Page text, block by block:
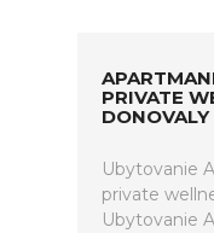
PRIVATE
DONOVALY
Ubytovanie
private
Ubytovanie